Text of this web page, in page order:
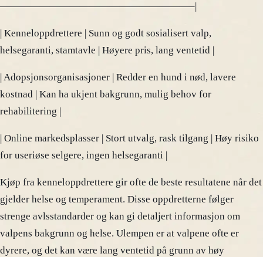
———————————————————–|
| Kenneloppdrettere | Sunn og godt sosialisert valp,
helsegaranti, stamtavle | Høyere pris, lang ventetid |
| Adopsjonsorganisasjoner | Redder en hund i nød, lavere
kostnad | Kan ha ukjent bakgrunn, mulig behov for
rehabilitering |
| Online markedsplasser | Stort utvalg, rask tilgang | Høy risiko
for useriøse selgere, ingen helsegaranti |
Kjøp fra kenneloppdrettere gir ofte de beste resultatene når det
gjelder helse og temperament. Disse oppdretterne følger
strenge avlsstandarder og kan gi detaljert informasjon om
valpens bakgrunn og helse. Ulempen er at valpene ofte er
dyrere, og det kan være lang ventetid på grunn av høy